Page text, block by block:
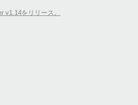
v1.14をリリース。